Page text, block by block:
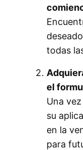
todas
el
Una
su
en la
para